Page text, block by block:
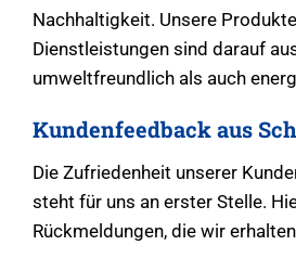
Nachhaltigkeit. Unsere
Dienstleistungen sind darauf
umweltfreundlich als auch
Kundenfeedback aus
Die Zufriedenheit unserer
steht für uns an erster Stelle.
Rückmeldungen, die wir